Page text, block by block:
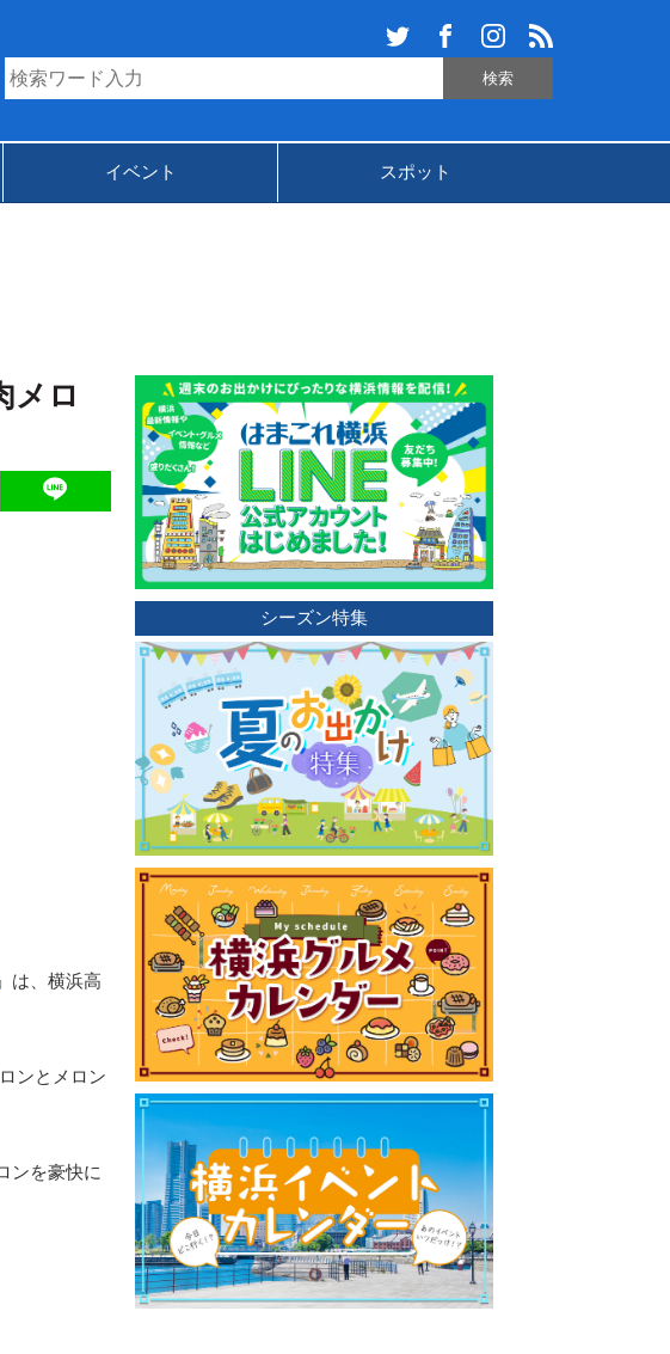
イベント スポット
メロ
」は、横浜高
ンとメロン
ンを豪快に
シーズン特集